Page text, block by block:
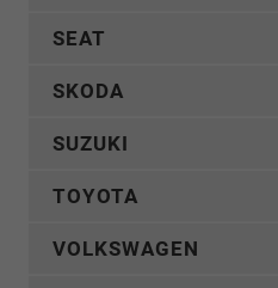
SEAT
SKODA
SUZUKI
TOYOTA
VOLKSWAGEN